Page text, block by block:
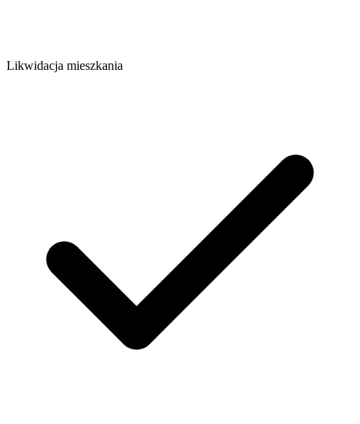
Likwidacja mieszkania